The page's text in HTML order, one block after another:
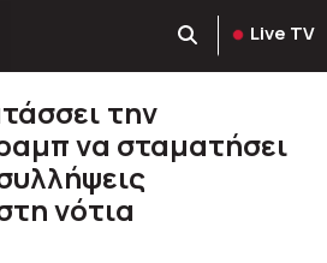
Live TV
την
να σταματήσει
νότια